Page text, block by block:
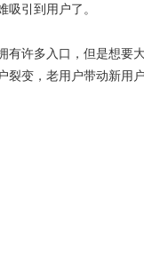
引到用户了。
有许多入口，但是想要
裂变，老用户带动新用